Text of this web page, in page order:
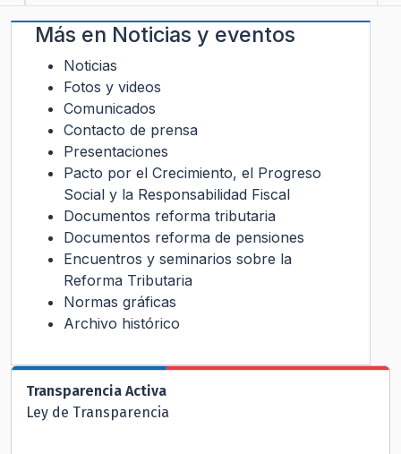
Más en Noticias y eventos
Noticias
Fotos y videos
Comunicados
Contacto de prensa
Presentaciones
Pacto por el Crecimiento, el Progreso
Social y la Responsabilidad Fiscal
Documentos reforma tributaria
Documentos reforma de pensiones
Encuentros y seminarios sobre la
Reforma Tributaria
Normas gráficas
Archivo histórico
Transparencia Activa
Ley de Transparencia